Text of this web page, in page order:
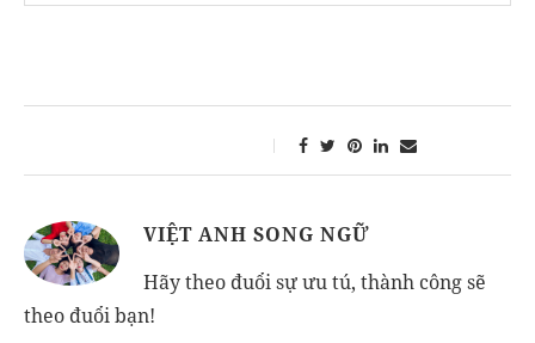
VIỆT ANH SONG NGỮ
Hãy theo đuổi sự ưu tú, thành công sẽ
theo đuổi bạn!